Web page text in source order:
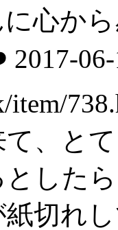
心か
2017-
item/
て、と
した
切れ